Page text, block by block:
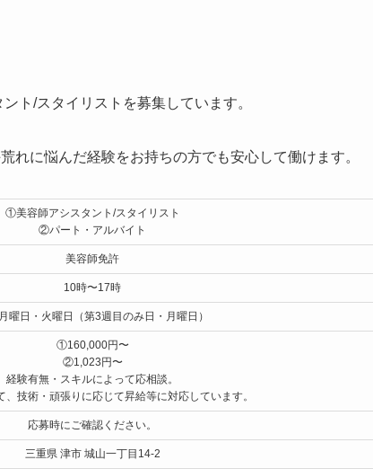
ト/スタイリストを募集しています。
れに悩んだ経験をお持ちの方でも安心して働けます。
①美容師アシスタント/スタイリスト
②パート・アルバイト
美容師免許
10時〜17時
曜日・火曜日（第3週目のみ日・月曜日）
①160,000円〜
②1,023円〜
経験有無・スキルによって応相談。
、技術・頑張りに応じて昇給等に対応しています。
応募時にご確認ください。
三重県 津市 城山一丁目14-2